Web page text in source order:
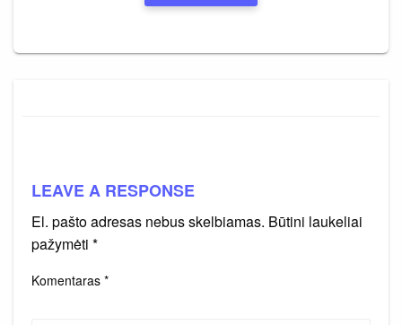
LEAVE A RESPONSE
El. pašto adresas nebus skelbiamas. Būtini laukeliai
pažymėti *
Komentaras *